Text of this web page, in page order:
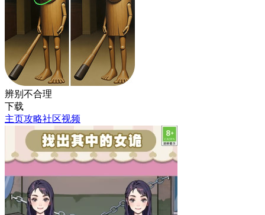
辨别不合理
下载
主页攻略社区视频